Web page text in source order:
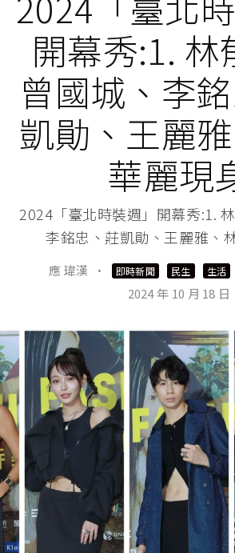
開幕秀:1. 林
曾國城、李
凱勛、王麗
華麗現
2024「臺北時裝週」開幕秀:1.
李銘忠、莊凱勛、王麗雅、
應 瑋漢 · 即時新聞 民生 生活
2024 年 10 月 18 日